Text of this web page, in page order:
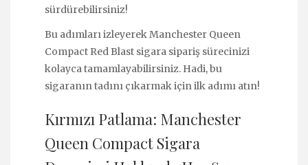
sürdürebilirsiniz!
Bu adımları izleyerek Manchester Queen
Compact Red Blast sigara sipariş sürecinizi
kolayca tamamlayabilirsiniz. Hadi, bu
sigaranın tadını çıkarmak için ilk adımı atın!
Kırmızı Patlama: Manchester
Queen Compact Sigara